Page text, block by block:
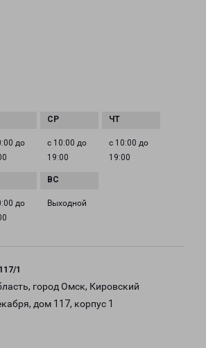
до
с 10:00 до
19:00
с 10:00 до
19:00
до
Выходной
1
город Омск, Кировский
дом 117, корпус 1